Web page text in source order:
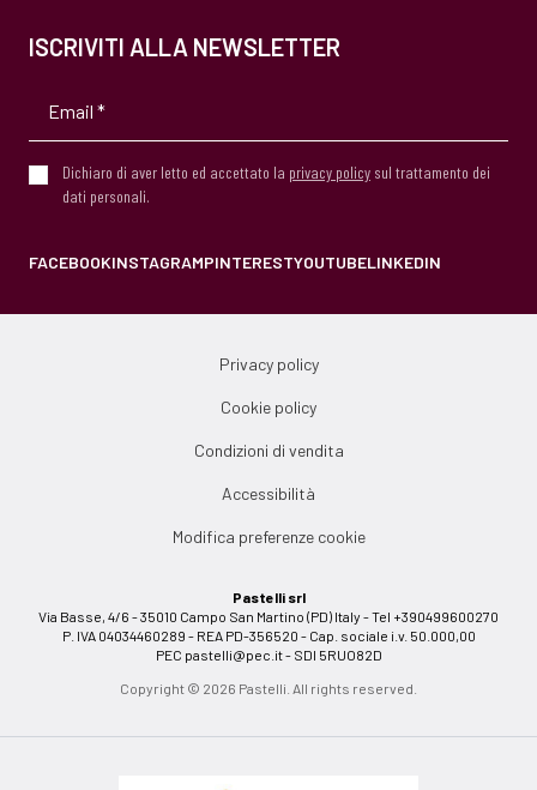
ISCRIVITI ALLA NEWSLETTER
Dichiaro di aver letto ed accettato la privacy policy sul trattamento dei
dati personali.
FACEBOOKINSTAGRAMPINTERESTYOUTUBELINKEDIN
Privacy policy
Cookie policy
Condizioni di vendita
Accessibilità
Modifica preferenze cookie
Pastelli srl
Via Basse, 4/6 - 35010 Campo San Martino (PD) Italy - Tel +390499600270
P. IVA 04034460289 - REA PD-356520 - Cap. sociale i.v. 50.000,00
PEC pastelli@pec.it- SDI 5RUO82D
Copyright © 2026 Pastelli. All rights reserved.